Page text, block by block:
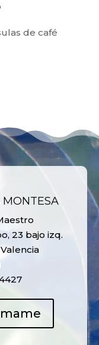
de café
MONTESA
23 bajo izq.